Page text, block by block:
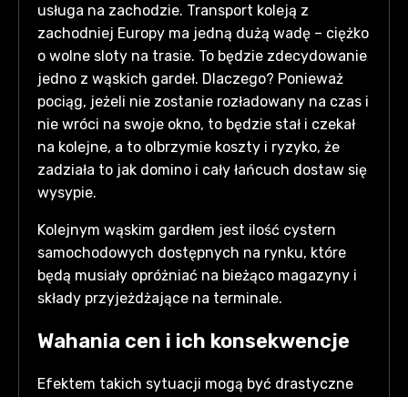
usługa na zachodzie. Transport koleją z
zachodniej Europy ma jedną dużą wadę – ciężko
o wolne sloty na trasie. To będzie zdecydowanie
jedno z wąskich gardeł. Dlaczego? Ponieważ
pociąg, jeżeli nie zostanie rozładowany na czas i
nie wróci na swoje okno, to będzie stał i czekał
na kolejne, a to olbrzymie koszty i ryzyko, że
zadziała to jak domino i cały łańcuch dostaw się
wysypie.
Kolejnym wąskim gardłem jest ilość cystern
samochodowych dostępnych na rynku, które
będą musiały opróżniać na bieżąco magazyny i
składy przyjeżdżające na terminale.
Wahania cen i ich konsekwencje
Efektem takich sytuacji mogą być drastyczne